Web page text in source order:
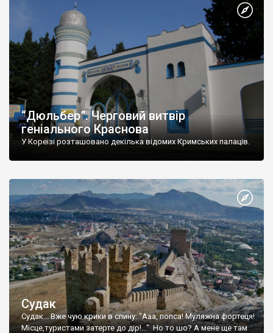
“Дюльбер”. Черговий витвір
геніального Краснова
У Кореїзі розташовано декілька відомих Кримських палаців.
Судак
Судак... Вже чую крики в спину: "Ааа, попса! Муляжна фортеця!
Місце,туристами затерте до дір!..." Но то шо? А мене ще там